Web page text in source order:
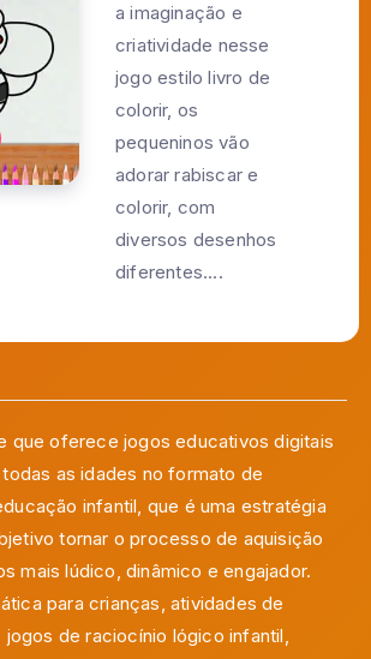
a imaginação e
criatividade nesse
jogo estilo livro de
colorir, os
pequeninos vão
adorar rabiscar e
colorir, com
diversos desenhos
diferentes....
que oferece jogos educativos digitais
as idades no formato de
infantil, que é uma estratégia
tornar o processo de aquisição
mais lúdico, dinâmico e engajador.
para crianças, atividades de
jogos de raciocínio lógico infantil,